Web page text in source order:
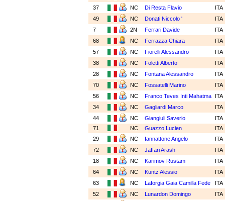
37
NC Di Resta Flavio
ITA
49
NC Donati Niccolo '
ITA
7
2N Ferrari Davide
ITA
68
NC Ferrazza Chiara
ITA
57
NC Fiorelli Alessandro
ITA
38
NC Foletti Alberto
ITA
28
NC Fontana Alessandro
ITA
70
NC Fossatelli Marino
ITA
56
NC Franco Teves Inti Mahatma
ITA
34
NC Gagliardi Marco
ITA
44
NC Giangiuli Saverio
ITA
71
NC Guazzo Lucien
ITA
29
NC Iannattone Angelo
ITA
72
NC Jaffari Arash
ITA
18
NC Karimov Rustam
ITA
64
NC Kuntz Alessio
ITA
63
NC Laforgia Gaia Camilla Fede
ITA
52
NC Lunardon Domingo
ITA